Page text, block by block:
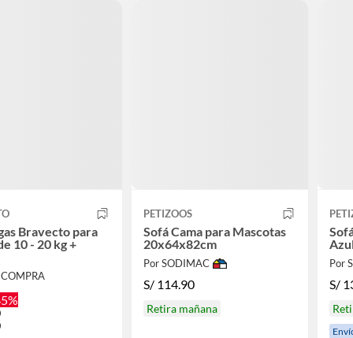
Bravecto para
10 - 20 kg +
PETIZOOS
Sofá Cama para Mascotas
20x64x82cm
Por SODIMAC
S/ 114.90
Retira mañana
Por
S/